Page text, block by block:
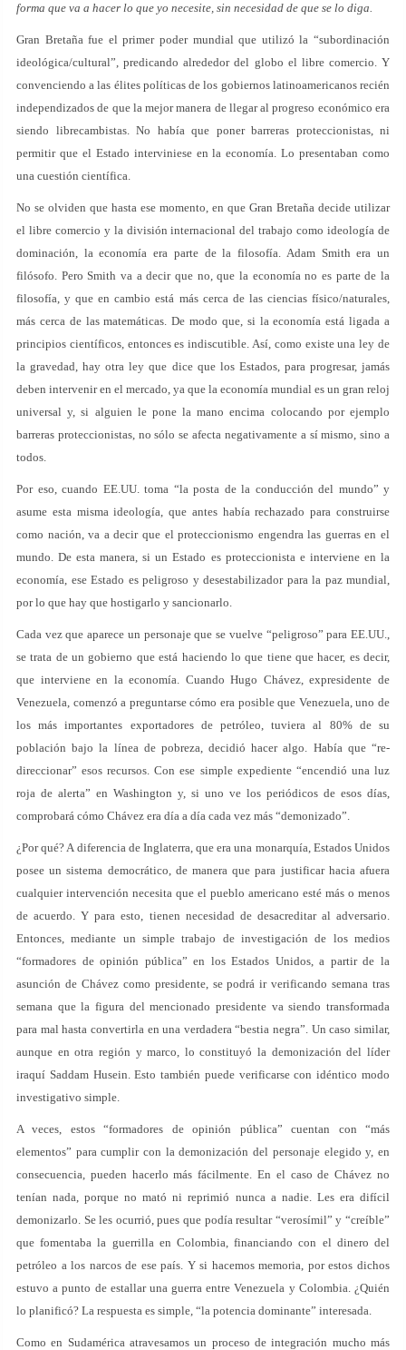
forma que va a hacer lo que yo necesite, sin necesidad de que se lo diga.
Gran Bretaña fue el primer poder mundial que utilizó la “subordinación
ideológica/cultural”, predicando alrededor del globo el libre comercio. Y
convenciendo a las élites políticas de los gobiernos latinoamericanos recién
independizados de que la mejor manera de llegar al progreso económico era
siendo librecambistas. No había que poner barreras proteccionistas, ni
permitir que el Estado interviniese en la economía. Lo presentaban como
una cuestión científica.
No se olviden que hasta ese momento, en que Gran Bretaña decide utilizar
el libre comercio y la división internacional del trabajo como ideología de
dominación, la economía era parte de la filosofía. Adam Smith era un
filósofo. Pero Smith va a decir que no, que la economía no es parte de la
filosofía, y que en cambio está más cerca de las ciencias físico/naturales,
más cerca de las matemáticas. De modo que, si la economía está ligada a
principios científicos, entonces es indiscutible. Así, como existe una ley de
la gravedad, hay otra ley que dice que los Estados, para progresar, jamás
deben intervenir en el mercado, ya que la economía mundial es un gran reloj
universal y, si alguien le pone la mano encima colocando por ejemplo
barreras proteccionistas, no sólo se afecta negativamente a sí mismo, sino a
todos.
Por eso, cuando EE.UU. toma “la posta de la conducción del mundo” y
asume esta misma ideología, que antes había rechazado para construirse
como nación, va a decir que el proteccionismo engendra las guerras en el
mundo. De esta manera, si un Estado es proteccionista e interviene en la
economía, ese Estado es peligroso y desestabilizador para la paz mundial,
por lo que hay que hostigarlo y sancionarlo.
Cada vez que aparece un personaje que se vuelve “peligroso” para EE.UU.,
se trata de un gobierno que está haciendo lo que tiene que hacer, es decir,
que interviene en la economía. Cuando Hugo Chávez, expresidente de
Venezuela, comenzó a preguntarse cómo era posible que Venezuela, uno de
los más importantes exportadores de petróleo, tuviera al 80% de su
población bajo la línea de pobreza, decidió hacer algo. Había que “re-
direccionar” esos recursos. Con ese simple expediente “encendió una luz
roja de alerta” en Washington y, si uno ve los periódicos de esos días,
comprobará cómo Chávez era día a día cada vez más “demonizado”.
¿Por qué? A diferencia de Inglaterra, que era una monarquía, Estados Unidos
posee un sistema democrático, de manera que para justificar hacia afuera
cualquier intervención necesita que el pueblo americano esté más o menos
de acuerdo. Y para esto, tienen necesidad de desacreditar al adversario.
Entonces, mediante un simple trabajo de investigación de los medios
“formadores de opinión pública” en los Estados Unidos, a partir de la
asunción de Chávez como presidente, se podrá ir verificando semana tras
semana que la figura del mencionado presidente va siendo transformada
para mal hasta convertirla en una verdadera “bestia negra”. Un caso similar,
aunque en otra región y marco, lo constituyó la demonización del líder
iraquí Saddam Husein. Esto también puede verificarse con idéntico modo
investigativo simple.
A veces, estos “formadores de opinión pública” cuentan con “más
elementos” para cumplir con la demonización del personaje elegido y, en
consecuencia, pueden hacerlo más fácilmente. En el caso de Chávez no
tenían nada, porque no mató ni reprimió nunca a nadie. Les era difícil
demonizarlo. Se les ocurrió, pues que podía resultar “verosímil” y “creíble”
que fomentaba la guerrilla en Colombia, financiando con el dinero del
petróleo a los narcos de ese país. Y si hacemos memoria, por estos dichos
estuvo a punto de estallar una guerra entre Venezuela y Colombia. ¿Quién
lo planificó? La respuesta es simple, “la potencia dominante” interesada.
Como en Sudamérica atravesamos un proceso de integración mucho más